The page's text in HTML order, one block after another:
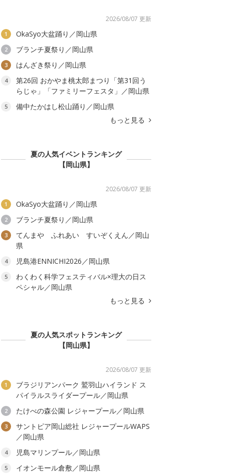
2026/08/07 更新
1 OkaSyo大盆踊り／岡山県
2 ブランチ夏祭り／岡山県
3 はんざき祭り／岡山県
4
第26回 おかやま桃太郎まつり「第31回う
らじゃ」「ファミリーフェスタ」／岡山県
5
備中たかはし松山踊り／岡山県
もっと見る
夏の人気イベントランキング
【岡山県】
2026/08/07 更新
1 OkaSyo大盆踊り／岡山県
2 ブランチ夏祭り／岡山県
3
てんまや ふれあい すいぞくえん／岡山
県
4 児島港ENNICHI2026／岡山県
5
わくわく科学フェスティバル×理大の日ス
ペシャル／岡山県
もっと見る
夏の人気スポットランキング
【岡山県】
2026/08/07 更新
1
ブラジリアンパーク 鷲羽山ハイランド ス
パイラルスライダープール／岡山県
2 たけべの森公園 レジャープール／岡山県
3
サントピア岡山総社 レジャープールWAPS
／岡山県
4 児島マリンプール／岡山県
5
イオンモール倉敷／岡山県